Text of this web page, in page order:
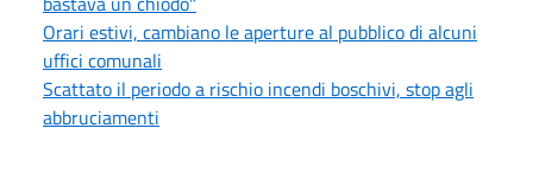
Orari estivi, cambiano le aperture al pubblico di alcuni
uffici comunali
Scattato il periodo a rischio incendi boschivi, stop agli
abbruciamenti